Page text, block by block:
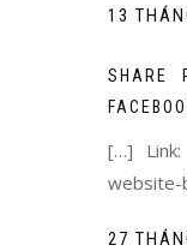
13
SHARE
[…] Link:
website-
27